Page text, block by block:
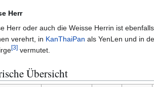
Herr
Herr oder auch die Weisse Herrin ist
verehrt, in KanThaiPan als YenLen und in
[3] vermutet.
Übersicht